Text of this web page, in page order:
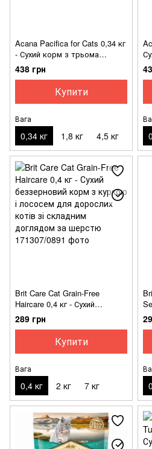
Acana Pacifica for Cats 0,34 кг
- Сухий корм з трьома
видами риби для кошенят і
кішок
438 грн
Купити
Вага
0,34 кг 1,8 кг 4,5 кг
Brit Care Cat Grain-Free
Haircare 0,4 кг - Сухий
беззерновий корм з куркою і
лососем для дорослих котів
зі складним доглядом за
289 грн
Купити
Вага
0,4 кг 2 кг 7 кг